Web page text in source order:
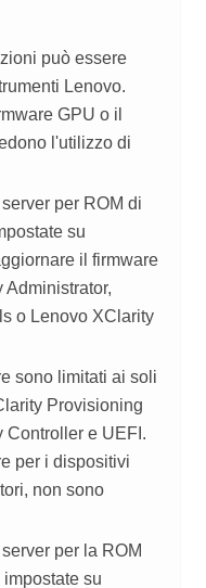
può essere
Lenovo.
GPU o il
l'utilizzo di
per ROM di
su
il firmware
Administrator,
o Lenovo XClarity
sono limitati ai soli
Provisioning
Controller e UEFI.
per i dispositivi
non sono
per la ROM
su